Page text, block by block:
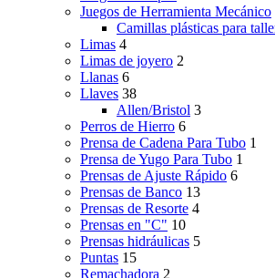
Juegos de Herramienta Mecánico
Camillas plásticas para
Limas 4
Limas de joyero 2
Llanas 6
Llaves 38
Allen/Bristol 3
Perros de Hierro 6
Prensa de Cadena Para Tubo 1
Prensa de Yugo Para Tubo 1
Prensas de Ajuste Rápido 6
Prensas de Banco 13
Prensas de Resorte 4
Prensas en "C" 10
Prensas hidráulicas 5
Puntas 15
Remachadora 2